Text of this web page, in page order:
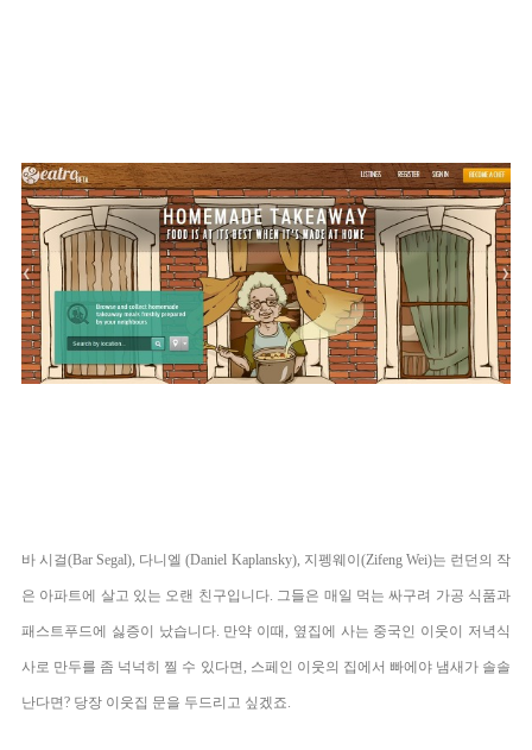
바 시걸(Bar Segal), 다니엘 (Daniel Kaplansky), 지펭웨이(Zifeng Wei)는 런던의 작
은 아파트에 살고 있는 오랜 친구입니다. 그들은 매일 먹는 싸구려 가공 식품과
패스트푸드에 싫증이 났습니다. 만약 이때, 옆집에 사는 중국인 이웃이 저녁식
사로 만두를 좀 넉넉히 찔 수 있다면, 스페인 이웃의 집에서 빠에야 냄새가 솔솔
난다면? 당장 이웃집 문을 두드리고 싶겠죠.